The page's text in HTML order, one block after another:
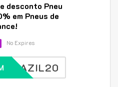
desconto Pneu
em Pneus de
No Expires
BRAZIL20